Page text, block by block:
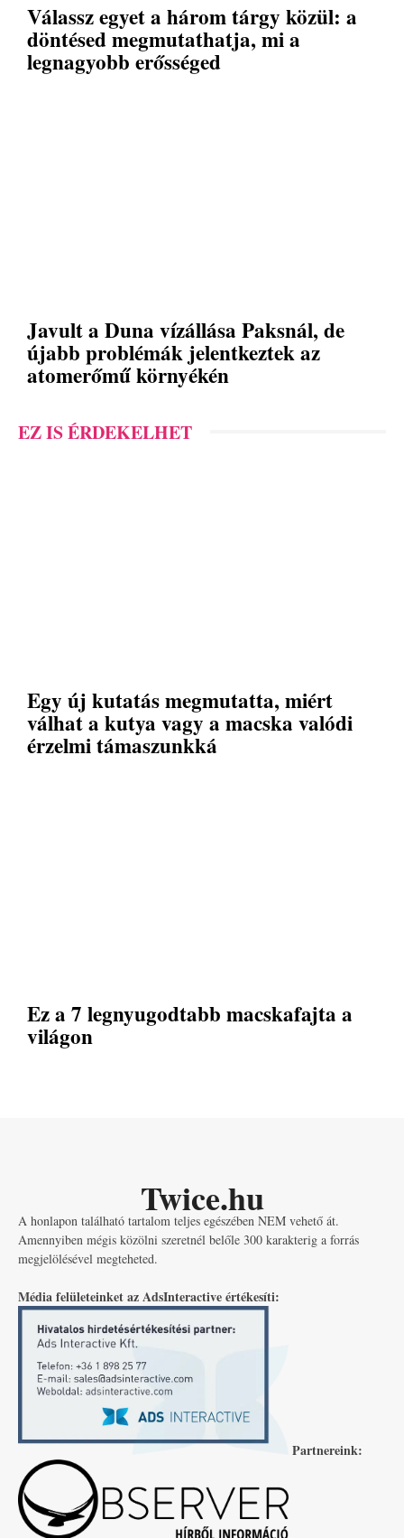
Válassz egyet a három tárgy közül: a
döntésed megmutathatja, mi a
legnagyobb erősséged
Javult a Duna vízállása Paksnál, de
újabb problémák jelentkeztek az
atomerőmű környékén
EZ IS ÉRDEKELHET
Egy új kutatás megmutatta, miért
válhat a kutya vagy a macska valódi
érzelmi támaszunkká
Ez a 7 legnyugodtabb macskafajta a
világon
Twice.hu
A honlapon található tartalom teljes egészében NEM vehető át.
Amennyiben mégis közölni szeretnél belőle 300 karakterig a forrás
megjelölésével megteheted.
Média felületeinket az AdsInteractive értékesíti:
Partnereink: